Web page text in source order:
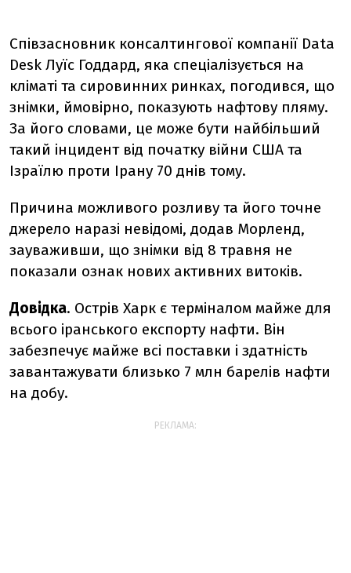
Співзасновник консалтингової компанії Data
Desk Луїс Годдард, яка спеціалізується на
кліматі та сировинних ринках, погодився, що
знімки, ймовірно, показують нафтову пляму.
За його словами, це може бути найбільший
такий інцидент від початку війни США та
Ізраїлю проти Ірану 70 днів тому.
Причина можливого розливу та його точне
джерело наразі невідомі, додав Морленд,
зауваживши, що знімки від 8 травня не
показали ознак нових активних витоків.
Довідка. Острів Харк є терміналом майже для
всього іранського експорту нафти. Він
забезпечує майже всі поставки і здатність
завантажувати близько 7 млн барелів нафти
на добу.
РЕКЛАМА: